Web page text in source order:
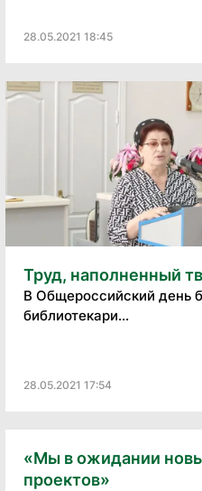
28.05.2021 18:45
Труд, наполненный
В Общероссийский день
библиотекари...
28.05.2021 17:54
«Мы в ожидании
проектов»